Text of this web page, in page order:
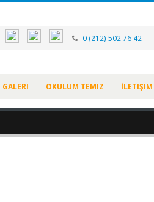
0 (212) 502 76 42 |
GALERI OKULUM TEMIZ İLETIŞIM